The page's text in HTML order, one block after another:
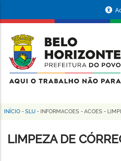
conteúdo
principal
da
Prefeitura
de
Horizonte
Trilha
de
INÍCIO - SLU - INFORMACOES - ACOES -
LIMPEZA DE